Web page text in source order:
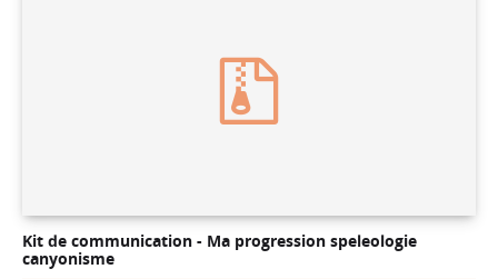
Kit de communication - Ma progression speleologie
canyonisme